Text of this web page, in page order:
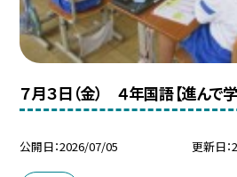
７月３日（金） ４年国語【進んで
公開日 2026/07/05 更新日